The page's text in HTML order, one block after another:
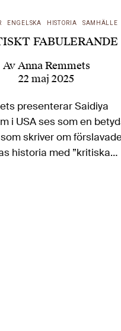
ENGELSKA HISTORIA SAMHÄLLE
FABULERANDE
AvAnna Remmets
22 maj 2025
presenterar Saidiya
i USA ses som en
skriver om
historia med ”kritiska